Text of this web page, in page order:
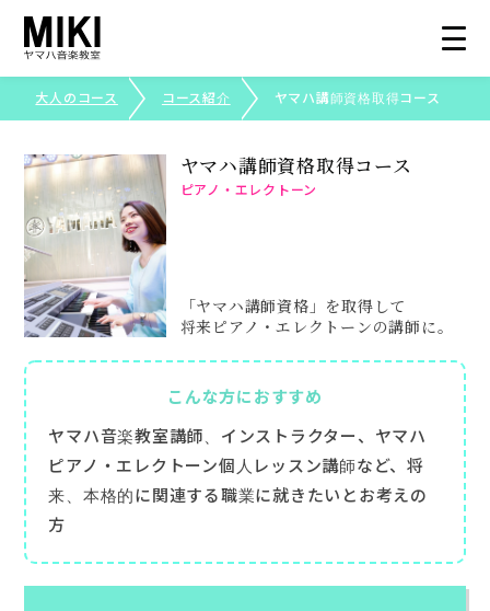
大人のコース
コース紹介
生徒さまの声
写真で見る三木楽器
ピアノ・エレクトーンコンクール
お申込み・お問い合わせ
大人のコース コース紹介 ヤマハ講師資格取得コース
ヤマハ講師資格取得コース
ピアノ・エレクトーン
「ヤマハ講師資格」を取得して
将来ピアノ・エレクトーンの講師に。
こんな方におすすめ
ヤマハ音楽教室講師、インストラクター、ヤマハ
ピアノ・エレクトーン個人レッスン講師など、将
来、本格的に関連する職業に就きたいとお考えの
方